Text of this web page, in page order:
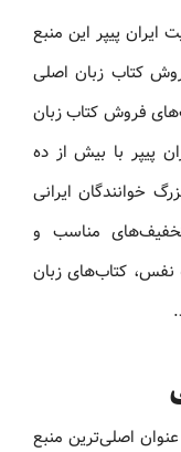
پیپر این منبع
کتاب زبان اصلی
فروش کتاب زبان
پیپر با بیش از ده
خوانندگان ایرانی
مناسب و
نفس، کتاب‌های زبان
عنوان اصلی‌ترین منبع